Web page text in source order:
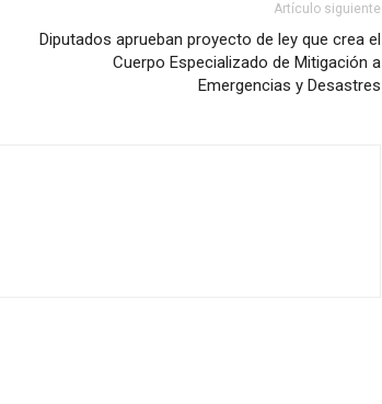
Artículo siguiente
Diputados aprueban proyecto de ley que crea el
Cuerpo Especializado de Mitigación a
Emergencias y Desastres